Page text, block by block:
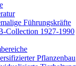
Führungskräfte
Collection 1927-1990
Pflanzenbau